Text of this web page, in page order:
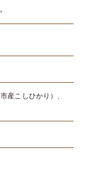
産こしひかり）、